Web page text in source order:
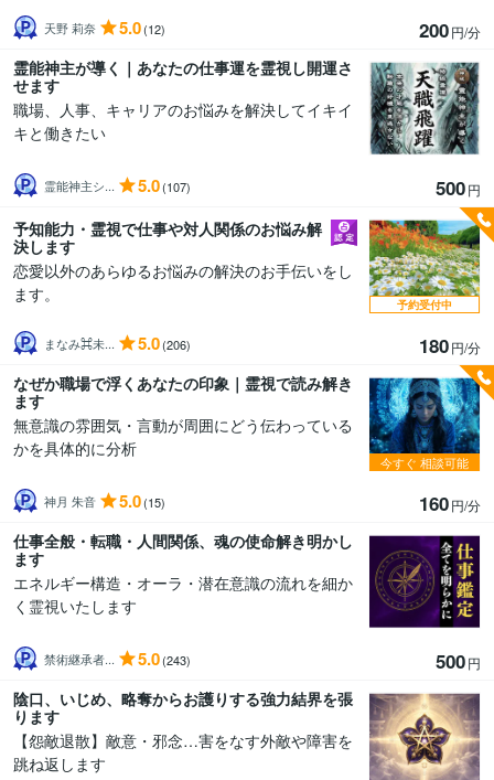
天野 莉奈 5.0(12) 200円/分
霊能神主が導く｜あなたの仕事運を霊視し開運さ
せます
職場、人事、キャリアのお悩みを解決してイキイ
キと働きたい
霊能神主シ... 5.0(107) 500円
予知能力・霊視で仕事や対人関係のお悩み解
決します
恋愛以外のあらゆるお悩みの解決のお手伝いをし
ます。
まなみ⌘未... 5.0(206) 180円/分
予約受付中
なぜか職場で浮くあなたの印象｜霊視で読み解き
ます
無意識の雰囲気・言動が周囲にどう伝わっている
かを具体的に分析
神月 朱音 5.0(15) 160円/分
今すぐ 相談可能
仕事全般・転職・人間関係、魂の使命解き明かし
ます
エネルギー構造・オーラ・潜在意識の流れを細か
く霊視いたします
禁術継承者... 5.0(243) 500円
陰口、いじめ、略奪からお護りする強力結界を張
ります
【怨敵退散】敵意・邪念…害をなす外敵や障害を
跳ね返します